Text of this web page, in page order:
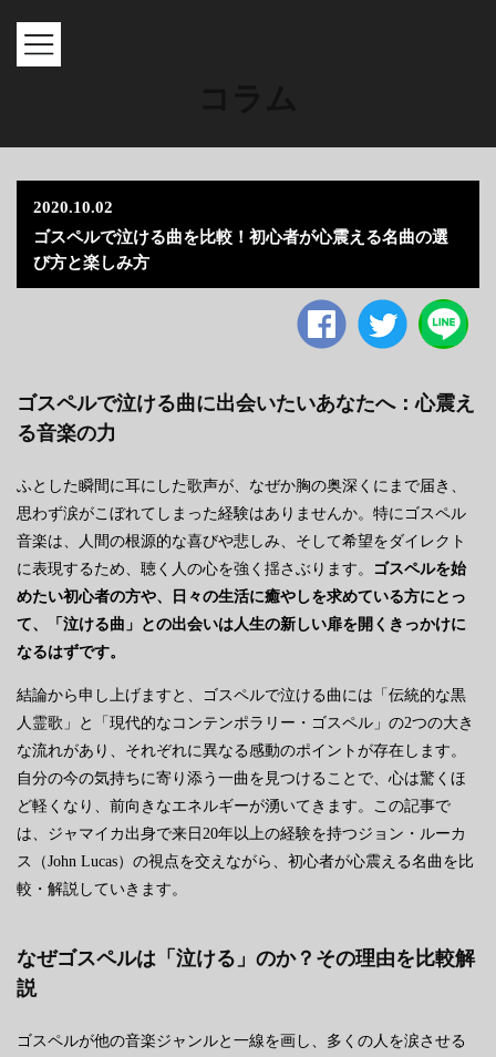
2020.10.02
ゴスペルで泣ける曲を比較！初心者が心震える名曲の選
び方と楽しみ方
ゴスペルで泣ける曲に出会いたいあなたへ：心震え
る音楽の力
ふとした瞬間に耳にした歌声が、なぜか胸の奥深くにまで届き、
思わず涙がこぼれてしまった経験はありませんか。特にゴスペル
音楽は、人間の根源的な喜びや悲しみ、そして希望をダイレクト
に表現するため、聴く人の心を強く揺さぶります。 ゴスペルを始
めたい初心者の方や、日々の生活に癒やしを求めている方にとっ
て、「泣ける曲」との出会いは人生の新しい扉を開くきっかけに
なるはずです。
結論から申し上げますと、ゴスペルで泣ける曲には「伝統的な黒
人霊歌」と「現代的なコンテンポラリー・ゴスペル」の2つの大き
な流れがあり、それぞれに異なる感動のポイントが存在します。
自分の今の気持ちに寄り添う一曲を見つけることで、心は驚くほ
ど軽くなり、前向きなエネルギーが湧いてきます。この記事で
は、ジャマイカ出身で来日20年以上の経験を持つジョン・ルーカ
ス（John Lucas）の視点を交えながら、初心者が心震える名曲を比
較・解説していきます。
なぜゴスペルは「泣ける」のか？その理由を比較解
説
ゴスペルが他の音楽ジャンルと一線を画し、多くの人を涙させる